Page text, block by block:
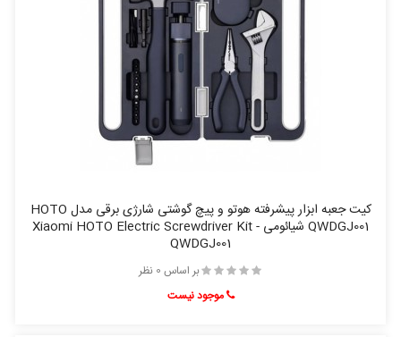
کیت جعبه ابزار پیشرفته هوتو و پیچ گوشتی شارژی برقی مدل HOTO
QWDGJ001 شیائومی - Xiaomi HOTO Electric Screwdriver Kit
QWDGJ001
بر اساس 0 نظر
موجود نیست